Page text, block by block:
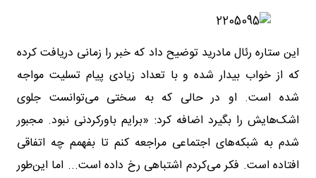
این ستاره رئال مادرید توضیح داد که خبر را زمانی دریافت کرده
که از خواب بیدار شده و با تعداد زیادی پیام تسلیت مواجه
شده است. او در حالی که به سختی می‌توانست جلوی
اشک‌هایش را بگیرد اضافه کرد: «برایم باورکردنی نبود. مجبور
شدم به شبکه‌های اجتماعی مراجعه کنم تا بفهمم چه اتفاقی
افتاده است. فکر می‌کردم اشتباهی رخ داده است... اما این‌طور